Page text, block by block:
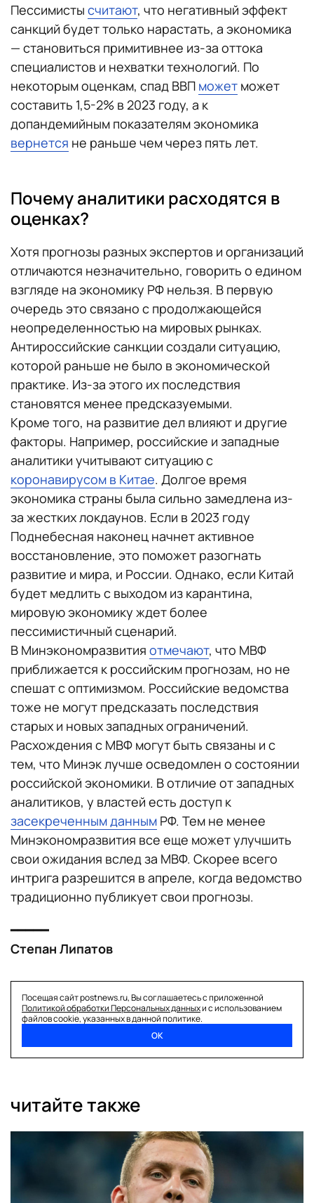
Пессимисты считают, что негативный эффект
санкций будет только нарастать, а экономика
— становиться примитивнее из-за оттока
специалистов и нехватки технологий. По
некоторым оценкам, спад ВВП может может
составить 1,5-2% в 2023 году, а к
допандемийным показателям экономика
вернется не раньше чем через пять лет.
Почему аналитики расходятся в
оценках?
Хотя прогнозы разных экспертов и организаций
отличаются незначительно, говорить о едином
взгляде на экономику РФ нельзя. В первую
очередь это связано с продолжающейся
неопределенностью на мировых рынках.
Антироссийские санкции создали ситуацию,
которой раньше не было в экономической
практике. Из-за этого их последствия
становятся менее предсказуемыми.
Кроме того, на развитие дел влияют и другие
факторы. Например, российские и западные
аналитики учитывают ситуацию с
коронавирусом в Китае. Долгое время
экономика страны была сильно замедлена из-
за жестких локдаунов. Если в 2023 году
Поднебесная наконец начнет активное
восстановление, это поможет разогнать
развитие и мира, и России. Однако, если Китай
будет медлить с выходом из карантина,
мировую экономику ждет более
пессимистичный сценарий.
В Минэкономразвития отмечают, что МВФ
приближается к российским прогнозам, но не
спешат с оптимизмом. Российские ведомства
тоже не могут предсказать последствия
старых и новых западных ограничений.
Расхождения с МВФ могут быть связаны и с
тем, что Минэк лучше осведомлен о состоянии
российской экономики. В отличие от западных
аналитиков, у властей есть доступ к
засекреченным данным РФ. Тем не менее
Минэкономразвития все еще может улучшить
свои ожидания вслед за МВФ. Скорее всего
интрига разрешится в апреле, когда ведомство
традиционно публикует свои прогнозы.
━━━━━
Степан Липатов
поделиться
читайте также
Посещая сайт postnews.ru, Вы соглашаетесь с приложенной
Политикой обработки Персональных данныхи с использованием
файлов cookie, указанных в данной политике.
ОК